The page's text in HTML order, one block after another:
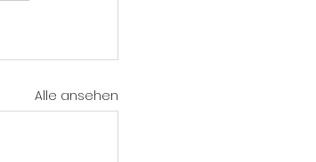
Alle ansehen